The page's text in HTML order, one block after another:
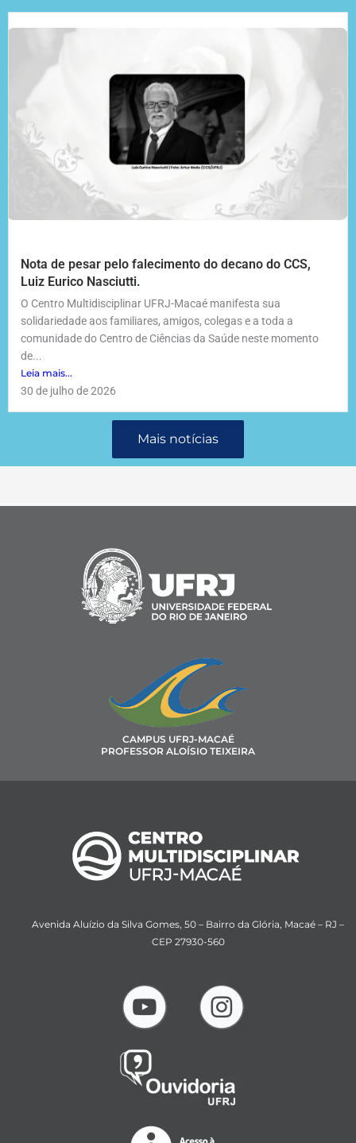
Nota de pesar pelo falecimento do decano do CCS,
Luiz Eurico Nasciutti.
O Centro Multidisciplinar UFRJ-Macaé manifesta sua
solidariedade aos familiares, amigos, colegas e a toda a
comunidade do Centro de Ciências da Saúde neste momento
de...
Leia mais...
30 de julho de 2026
Mais notícias
CAMPUS UFRJ-MACAÉ
PROFESSOR ALOÍSIO TEIXEIRA
Avenida Aluízio da Silva Gomes, 50 – Bairro da Glória, Macaé – RJ –
CEP 27930-560